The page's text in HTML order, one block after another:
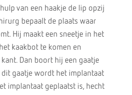
van een haakje de lip opzij
bepaalt de plaats waar
Hij maakt een sneetje in het
kaakbot te komen en
Dan boort hij een gaatje
dit gaatje wordt het implantaat
implantaat geplaatst is, hecht